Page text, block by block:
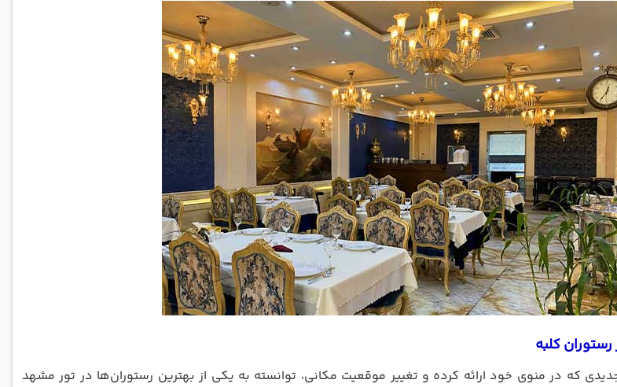
کلبه
که در منوی خود ارائه کرده و تغییر موقعیت مکانی، توانسته به یکی از بهترین رستوران‌ها در تور مشهد